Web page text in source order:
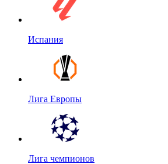
Испания
Лига Европы
Лига чемпионов